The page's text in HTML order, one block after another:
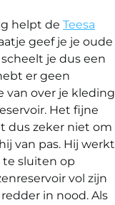
helpt de Teesa
geef je je oude
je dus een
er geen
van over je kleding
Het fijne
dus zeker niet om
van pas. Hij werkt
te sluiten op
vol zijn
in nood. Als